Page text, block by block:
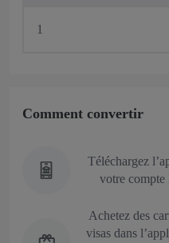
1
Comment convertir
Téléchargez
votre
Achetez des
visas dans